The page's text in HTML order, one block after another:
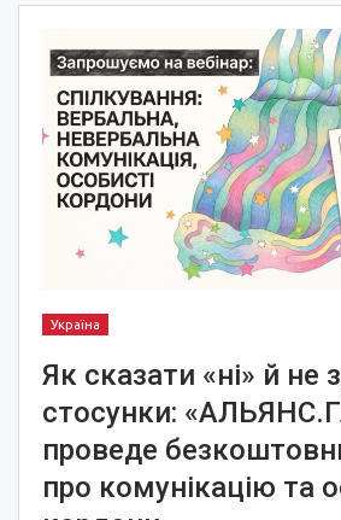
Україна
Як сказати «ні» й не
стосунки:
проведе
про комунікацію та